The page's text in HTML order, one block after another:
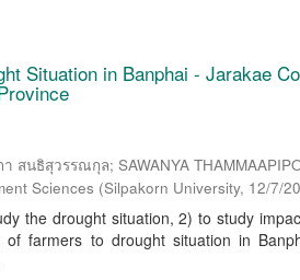
Situation in Banphai - Jarakae
สนธิสุวรรณกุล; SAWANYA
Sciences (Silpakorn University, 12/7/
the drought situation, 2) to study
farmers to drought situation in